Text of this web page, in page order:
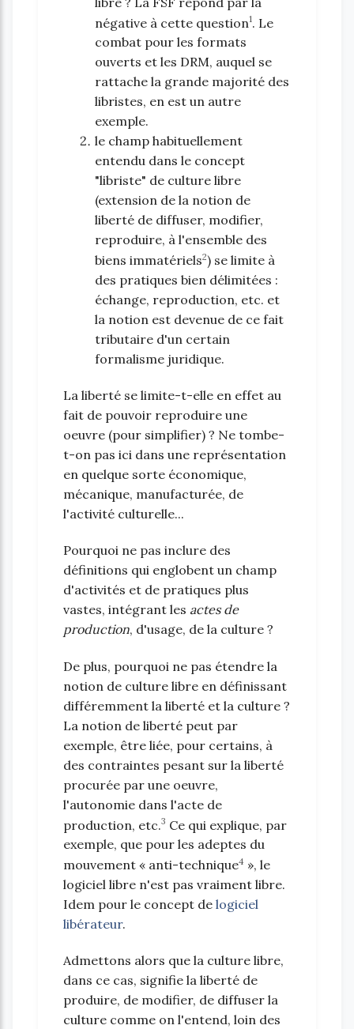
négative à cette question1. Le
combat pour les formats
ouverts et les DRM, auquel se
rattache la grande majorité des
libristes, en est un autre
exemple.
le champ habituellement
entendu dans le concept
"libriste" de culture libre
(extension de la notion de
liberté de diffuser, modifier,
reproduire, à l'ensemble des
biens immatériels2) se limite à
des pratiques bien délimitées :
échange, reproduction, etc. et
la notion est devenue de ce fait
tributaire d'un certain
formalisme juridique.
La liberté se limite-t-elle en effet au
fait de pouvoir reproduire une
oeuvre (pour simplifier) ? Ne tombe-
t-on pas ici dans une représentation
en quelque sorte économique,
mécanique, manufacturée, de
l'activité culturelle...
Pourquoi ne pas inclure des
définitions qui englobent un champ
d'activités et de pratiques plus
vastes, intégrant les actes de
production, d'usage, de la culture ?
De plus, pourquoi ne pas étendre la
notion de culture libre en définissant
différemment la liberté et la culture ?
La notion de liberté peut par
exemple, être liée, pour certains, à
des contraintes pesant sur la liberté
procurée par une oeuvre,
l'autonomie dans l'acte de
production, etc.3 Ce qui explique, par
exemple, que pour les adeptes du
mouvement « anti-technique4 », le
logiciel libre n'est pas vraiment libre.
Idem pour le concept de logiciel
libérateur.
Admettons alors que la culture libre,
dans ce cas, signifie la liberté de
produire, de modifier, de diffuser la
culture comme on l'entend, loin des